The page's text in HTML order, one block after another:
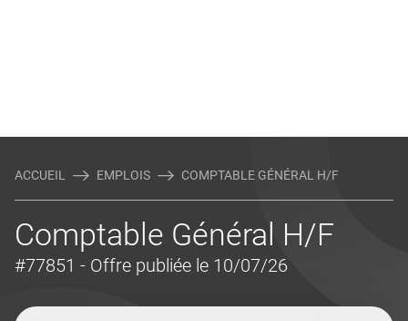
ACCUEIL EMPLOIS COMPTABLE GÉNÉRAL H/F
Comptable Général H/F
#77851 - Offre publiée le 10/07/26